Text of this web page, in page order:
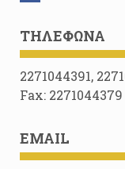
ΤΗΛΈΦΩΝΑ
2271044391,
Fax: 2271044379
EMAIL